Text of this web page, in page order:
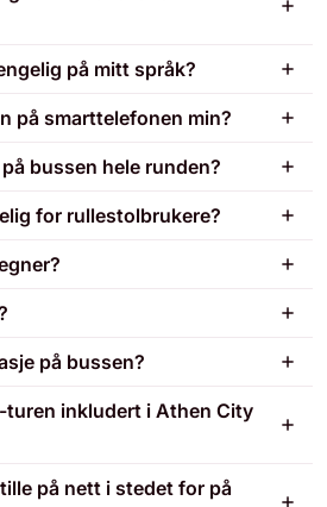
på mitt språk?
på smarttelefonen min?
bussen hele runden?
for rullestolbrukere?
på bussen?
turen inkludert i Athen City
på nett i stedet for på